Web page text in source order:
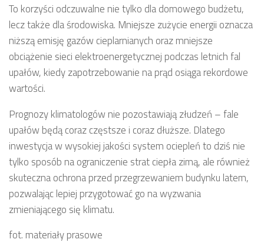
To korzyści odczuwalne nie tylko dla domowego budżetu,
lecz także dla środowiska. Mniejsze zużycie energii oznacza
niższą emisję gazów cieplarnianych oraz mniejsze
obciążenie sieci elektroenergetycznej podczas letnich fal
upałów, kiedy zapotrzebowanie na prąd osiąga rekordowe
wartości.
Prognozy klimatologów nie pozostawiają złudzeń – fale
upałów będą coraz częstsze i coraz dłuższe. Dlatego
inwestycja w wysokiej jakości system ociepleń to dziś nie
tylko sposób na ograniczenie strat ciepła zimą, ale również
skuteczna ochrona przed przegrzewaniem budynku latem,
pozwalając lepiej przygotować go na wyzwania
zmieniającego się klimatu.
fot. materiały prasowe